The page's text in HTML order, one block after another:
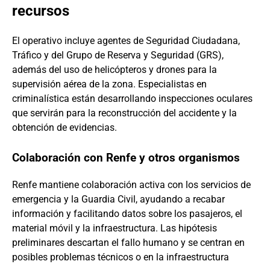
recursos
El operativo incluye agentes de Seguridad Ciudadana,
Tráfico y del Grupo de Reserva y Seguridad (GRS),
además del uso de helicópteros y drones para la
supervisión aérea de la zona. Especialistas en
criminalística están desarrollando inspecciones oculares
que servirán para la reconstrucción del accidente y la
obtención de evidencias.
Colaboración con Renfe y otros organismos
Renfe mantiene colaboración activa con los servicios de
emergencia y la Guardia Civil, ayudando a recabar
información y facilitando datos sobre los pasajeros, el
material móvil y la infraestructura. Las hipótesis
preliminares descartan el fallo humano y se centran en
posibles problemas técnicos o en la infraestructura